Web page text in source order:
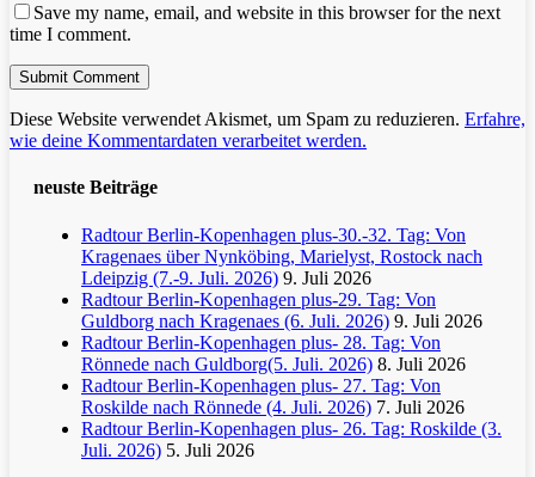
Save my name, email, and website in this browser for the next
time I comment.
Diese Website verwendet Akismet, um Spam zu reduzieren. Erfahre,
wie deine Kommentardaten verarbeitet werden.
neuste Beiträge
Radtour Berlin-Kopenhagen plus-30.-32. Tag: Von
Kragenaes über Nynköbing, Marielyst, Rostock nach
Ldeipzig (7.-9. Juli. 2026) 9. Juli 2026
Radtour Berlin-Kopenhagen plus-29. Tag: Von
Guldborg nach Kragenaes (6. Juli. 2026) 9. Juli 2026
Radtour Berlin-Kopenhagen plus- 28. Tag: Von
Rönnede nach Guldborg(5. Juli. 2026) 8. Juli 2026
Radtour Berlin-Kopenhagen plus- 27. Tag: Von
Roskilde nach Rönnede (4. Juli. 2026) 7. Juli 2026
Radtour Berlin-Kopenhagen plus- 26. Tag: Roskilde (3.
Juli. 2026) 5. Juli 2026